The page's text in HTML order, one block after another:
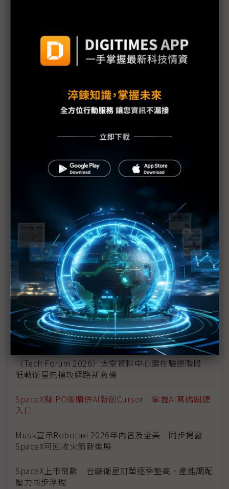
Elon Musk以火星夢打造資本敘事 SpaceX IPO瞄準
星際殖民入場券？
Starlink再奪美航大單 SpaceX IPO前加速擴張航空
SpaceX IPO揭驚人燒錢真相 Starlink獨撐獲利、火
星願景恐吞噬資本
從Starlink到太空資料中心 SpaceX重塑全球AI與航
太競爭格局
Jeff Bezos暢談AI與科技未來 看好太空資料中心發
展前景
SpaceX正式啟動史詩級IPO Starlink獲利難掩AI與
Starship虧損
（Tech Forum 2026）太空資料中心還在驗證階段
低軌衛星先搶攻網路新商機
SpaceX擬IPO後購併AI新創Cursor 掌握AI寫碼關鍵
入口
Musk宣示Robotaxi 2026年內普及全美 同步揭露
SpaceX可回收火箭新進展
SpaceX上市倒數 台廠衛星訂單逐季墊高、產能調配
壓力同步浮現